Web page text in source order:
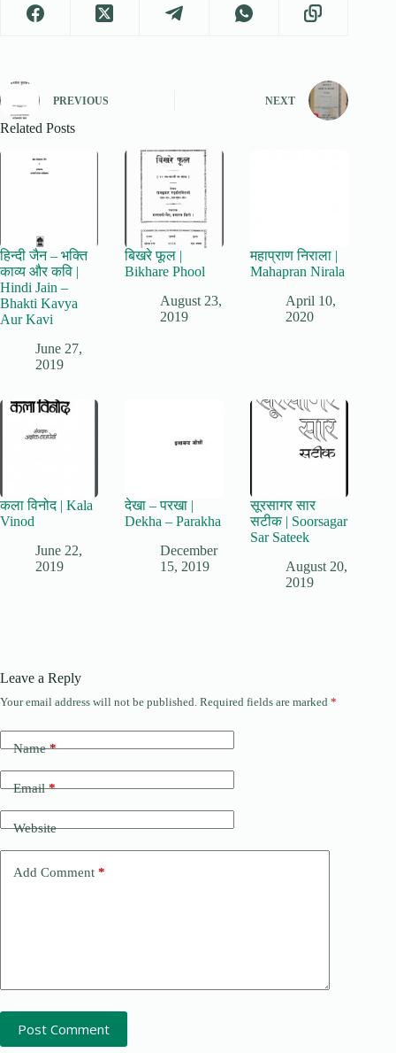
PREVIOUS NEXT
Related Posts
हिन्दी जैन – भक्ति
काव्य और कवि |
Hindi Jain –
Bhakti Kavya
Aur Kavi
June 27,
2019
बिखरे फूल |
Bikhare Phool
August 23,
2019
महाप्राण निराला |
Mahapran Nirala
April 10,
2020
कला विनोद | Kala
Vinod
June 22,
2019
देखा – परखा |
Dekha – Parakha
December
15, 2019
सूरसागर सार
सटीक | Soorsagar
Sar Sateek
August 20,
2019
Leave a Reply
Your email address will not be published. Required fields are marked *
Name*
Email*
Website
Add Comment *
Post Comment